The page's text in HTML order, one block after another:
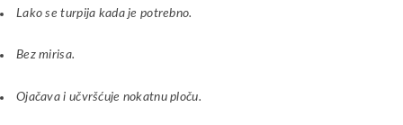
Lako se turpija kada je potrebno.
Bez mirisa.
Ojačava i učvršćuje nokatnu ploču.